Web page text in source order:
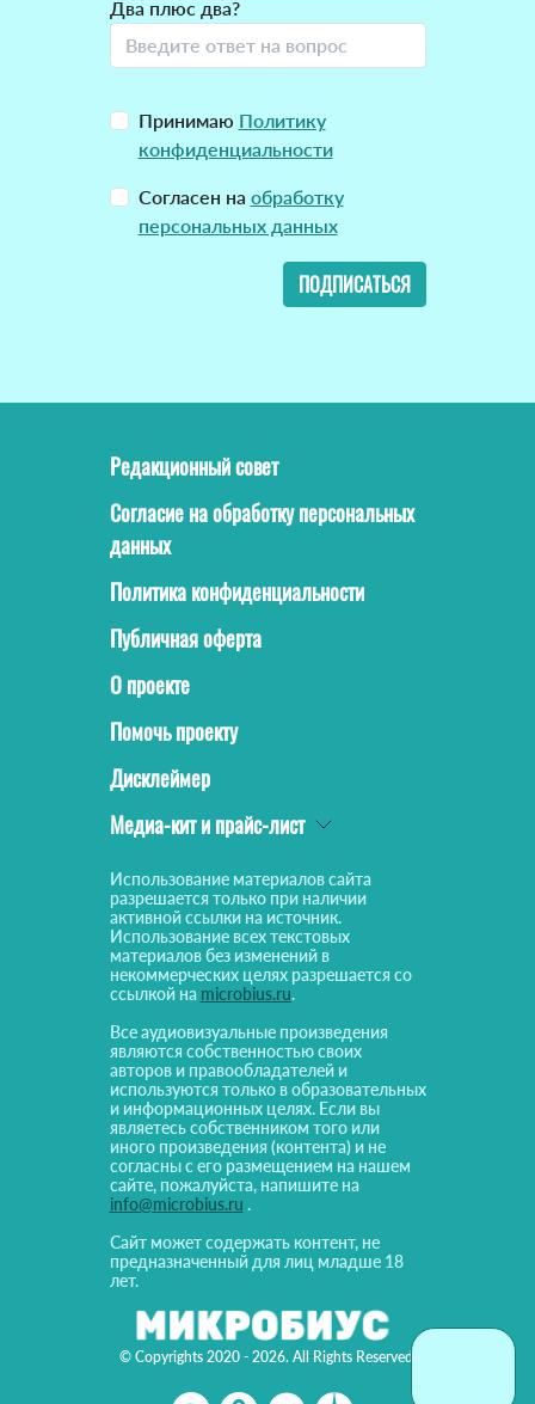
Два плюс два?
Принимаю Политику
конфиденциальности
Согласен на обработку
персональных данных
ПОДПИСАТЬСЯ
© Copyrights 2020 - 2026. All Rights Reserved!
Редакционный совет
Согласие на обработку персональных
данных
Политика конфиденциальности
Публичная оферта
О проекте
Помочь проекту
Дисклеймер
Медиа-кит и прайс-лист
Использование материалов сайта
разрешается только при наличии
активной ссылки на источник.
Использование всех текстовых
материалов без изменений в
некоммерческих целях разрешается со
ссылкой на microbius.ru.
Все аудиовизуальные произведения
являются собственностью своих
авторов и правообладателей и
используются только в образовательных
и информационных целях. Если вы
являетесь собственником того или
иного произведения (контента) и не
согласны с его размещением на нашем
сайте, пожалуйста, напишите на
info@microbius.ru .
Сайт может содержать контент, не
предназначенный для лиц младше 18
лет.